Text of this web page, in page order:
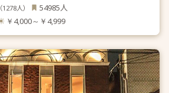
（1278人） 54985人
￥4,000～￥4,999